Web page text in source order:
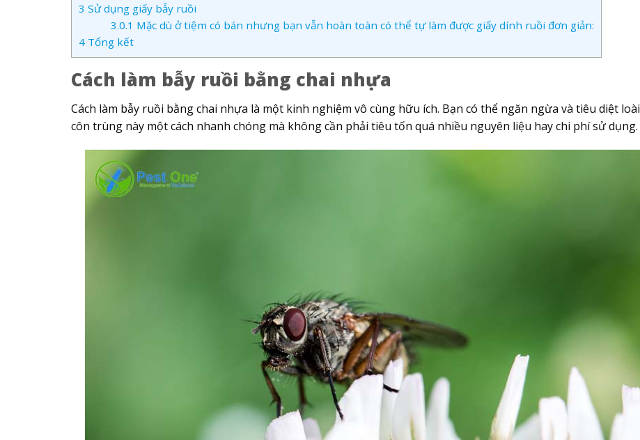
3 Sử dụng giấy bẫy ruồi
3.0.1 Mặc dù ở tiệm có bán nhưng bạn vẫn hoàn toàn có thể tự làm được giấy dính ruồi đơn giản:
4 Tổng kết
Cách làm bẫy ruồi bằng chai nhựa
Cách làm bẫy ruồi bằng chai nhựa là một kinh nghiệm vô cùng hữu ích. Bạn có thể ngăn ngừa và tiêu diệt loài
côn trùng này một cách nhanh chóng mà không cần phải tiêu tốn quá nhiều nguyên liệu hay chi phí sử dụng.